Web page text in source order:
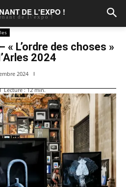
DE L'EXPO !
de l\'expo !
« L’ordre des choses »
2024
2024
Lecture :12min.